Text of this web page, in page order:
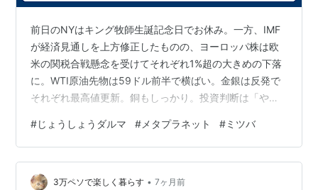
前日のNYはキング牧師生誕記念日でお休み。一方、IMF
が経済見通しを上方修正したものの、ヨーロッパ株は欧
米の関税合戦懸念を受けてそれぞれ1%超の大きめの下落
に。WTI原油先物は59ドル前半で横ばい。金銀は反発で
それぞれ最高値更新。銅もしっかり。投資判断は「やや
しっかりでしたが、マグニフィセント7は買い疲れ感。小
型株が日米で強く、ラッセル2000は最高値を更新。そし
てアメリカ株はベネズエラ攻撃で資源を獲得したもの
の、相対的には引き続き弱い動きになっています。ベネ
#じょうしょうダルマ # メタプラネット #ミツバ
3万ペソで楽しく暮らす • 7ヶ月前